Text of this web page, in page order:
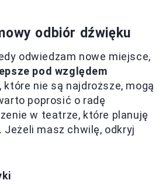
odbiór dźwięku
odwiedzam nowe miejsce,
pod względem
nie są najdroższe, mogą
poprosić o radę
w teatrze, które planuję
masz chwilę, odkryj